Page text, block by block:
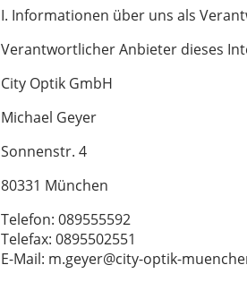
I. Informationen über uns als
Verantwortlicher Anbieter dieses
City Optik GmbH
Michael Geyer
Sonnenstr. 4
80331 München
Telefon: 089555592
Telefax: 0895502551
E-Mail: m.geyer@city-optik-